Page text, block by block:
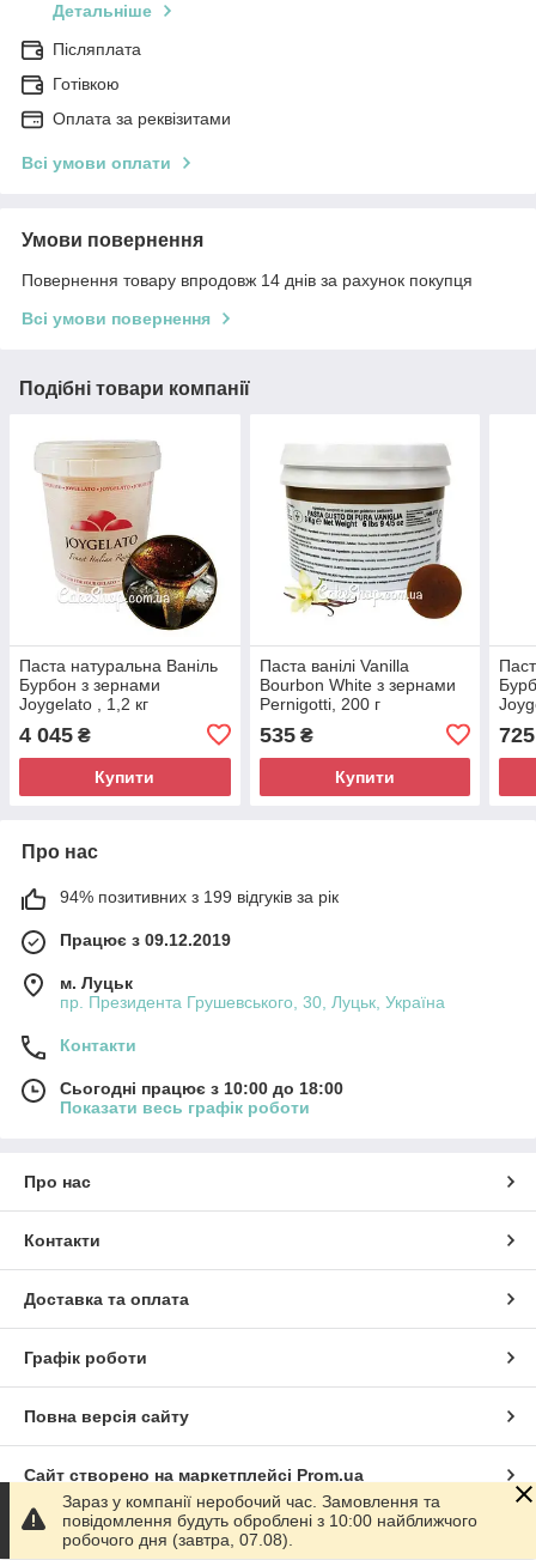
Детальніше
Післяплата
Готівкою
Оплата за реквізитами
Всі умови оплати
Умови повернення
Повернення товару впродовж 14 днів за рахунок покупця
Всі умови повернення
Подібні товари компанії
Паста натуральна Ваніль
Бурбон з зернами
Joygelato , 1,2 кг
4 045 ₴
Купити
Паста ванілі Vanilla
Bourbon White з зернами
Pernigotti, 200 г
535₴
Купити
725
Про нас
94% позитивних з 199 відгуків за рік
Працює з 09.12.2019
м. Луцьк
пр. Президента Грушевського, 30, Луцьк, Україна
Контакти
Сьогодні працює з 10:00 до 18:00
Показати весь графік роботи
Про нас
Контакти
Доставка та оплата
Графік роботи
Повна версія сайту
Сайт створено на маркетплейсі Prom.ua
Політика конфіденційності
Зараз у компанії неробочий час. Замовлення та
повідомлення будуть оброблені з 10:00 найближчого
робочого дня (завтра, 07.08).